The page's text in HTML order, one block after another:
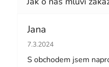
Jana
Hodnocení obchodu je
7.3.2024
S obchodem jsem